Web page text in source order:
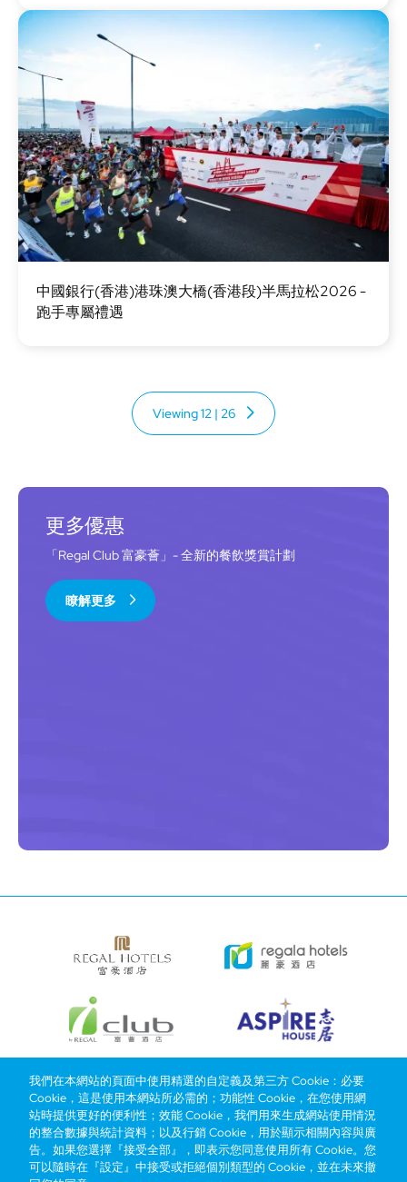
中國銀行(香港)港珠澳大橋(香港段)半馬拉松2026 -
跑手專屬禮遇
Viewing12 | 26
更多優惠
「Regal Club 富豪薈」- 全新的餐飲獎賞計劃
瞭解更多
Bottom
menu
選擇酒店我們的品牌推廣與優惠獎勵計劃e-shop
管理層簡介
我們在本網站的頁面中使用精選的自定義及第三方 Cookie：必要
Cookie，這是使用本網站所必需的；功能性 Cookie，在您使用網
站時提供更好的便利性；效能 Cookie，我們用來生成網站使用情況
的整合數據與統計資料；以及行銷 Cookie，用於顯示相關內容與廣
告。如果您選擇『接受全部』，即表示您同意使用所有 Cookie。您
可以隨時在『設定』中接受或拒絕個別類型的 Cookie，並在未來撤